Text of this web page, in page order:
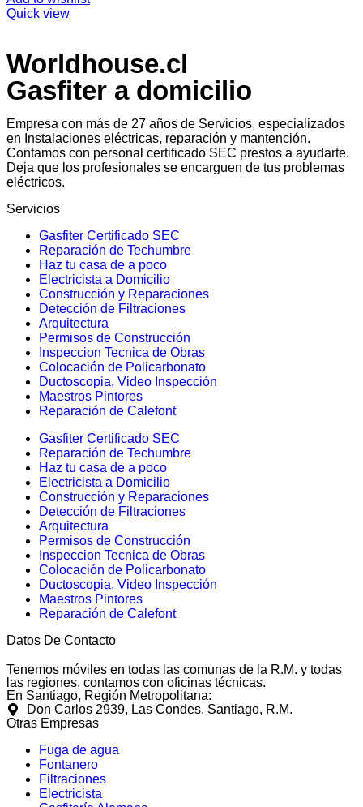
Quick view
Worldhouse.cl
Gasfiter a domicilio
Empresa con más de 27 años de Servicios, especializados
en Instalaciones eléctricas, reparación y mantención.
Contamos con personal certificado SEC prestos a ayudarte.
Deja que los profesionales se encarguen de tus problemas
eléctricos.
Servicios
Gasfiter Certificado SEC
Reparación de Techumbre
Haz tu casa de a poco
Electricista a Domicilio
Construcción y Reparaciones
Detección de Filtraciones
Arquitectura
Permisos de Construcción
Inspeccion Tecnica de Obras
Colocación de Policarbonato
Ductoscopia, Video Inspección
Maestros Pintores
Reparación de Calefont
Gasfiter Certificado SEC
Reparación de Techumbre
Haz tu casa de a poco
Electricista a Domicilio
Construcción y Reparaciones
Detección de Filtraciones
Arquitectura
Permisos de Construcción
Inspeccion Tecnica de Obras
Colocación de Policarbonato
Ductoscopia, Video Inspección
Maestros Pintores
Reparación de Calefont
Datos De Contacto
Tenemos móviles en todas las comunas de la R.M. y todas
las regiones, contamos con oficinas técnicas.
En Santiago, Región Metropolitana:
Don Carlos 2939, Las Condes. Santiago, R.M.
Otras Empresas
Fuga de agua
Fontanero
Filtraciones
Electricista